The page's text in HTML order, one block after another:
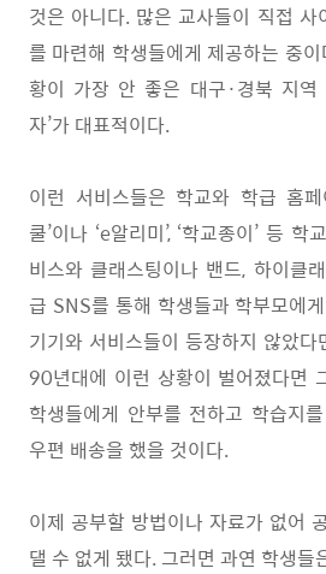
것은 아니다. 많은 교사들이 직접 사
를 마련해 학생들에게 제공하는 중
황이 가장 안 좋은 대구·경북 지역
자’가 대표적이다.
이런 서비스들은 학교와 학급 홈
쿨’이나 ‘e알리미’, ‘학교종이’등 학
비스와 클래스팅이나 밴드, 하이클
급 SNS를 통해 학생들과 학부모에
기기와 서비스들이 등장하지 않았
90년대에 이런 상황이 벌어졌다면
학생들에게 안부를 전하고 학습지
우편 배송을 했을 것이다.
이제 공부할 방법이나 자료가 없어
댈 수 없게 됐다. 그러면 과연 학생들